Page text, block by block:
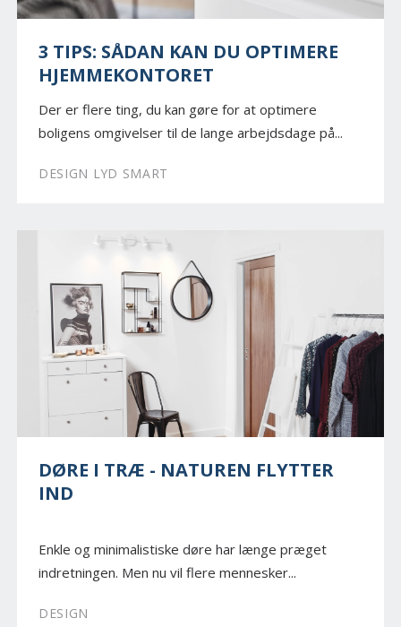
3 TIPS: SÅDAN KAN DU OPTIMERE
HJEMMEKONTORET
Der er flere ting, du kan gøre for at optimere
boligens omgivelser til de lange arbejdsdage på...
DESIGN LYD SMART
DØRE I TRÆ - NATUREN FLYTTER
IND
Enkle og minimalistiske døre har længe præget
indretningen. Men nu vil flere mennesker...
DESIGN